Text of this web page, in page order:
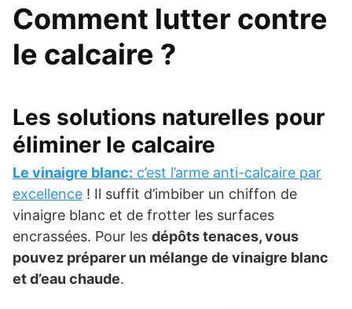
Comment lutter contre
le calcaire ?
Les solutions naturelles pour
éliminer le calcaire
Le vinaigre blanc: c’est l’arme anti-calcaire par
excellence ! Il suffit d’imbiber un chiffon de
vinaigre blanc et de frotter les surfaces
encrassées. Pour les dépôts tenaces, vous
pouvez préparer un mélange de vinaigre blanc
et d’eau chaude.